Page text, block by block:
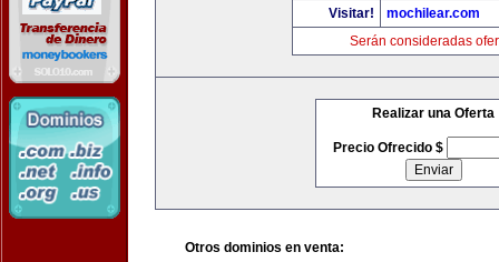
Visitar!
mochilear.com
Serán consideradas
Realizar una Oferta
Precio Ofrecido $
Otros dominios en venta: